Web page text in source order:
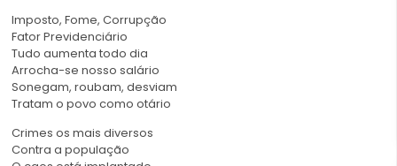
Imposto, Fome, Corrupção
Fator Previdenciário
Tudo aumenta todo dia
Arrocha-se nosso salário
Sonegam, roubam, desviam
Tratam o povo como otário
Crimes os mais diversos
Contra a população